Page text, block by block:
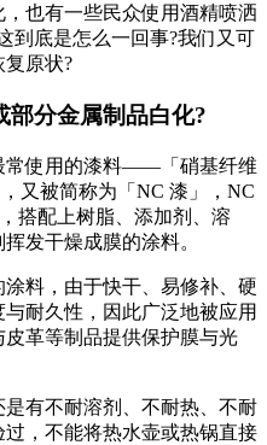
也有一些民众使用酒精喷洒
到底是怎么一回事?我们又可
复原状?
部分金属制品白化?
常使用的漆料——「硝基纤维
又被简称为「NC 漆」，NC
搭配上树脂、添加剂、溶
发干燥成膜的涂料。
料，由于快干、易修补、硬
耐久性，因此广泛地被应用
革等制品提供保护膜与光
有不耐溶剂、不耐热、不耐
，不能将热水壶或热锅直接